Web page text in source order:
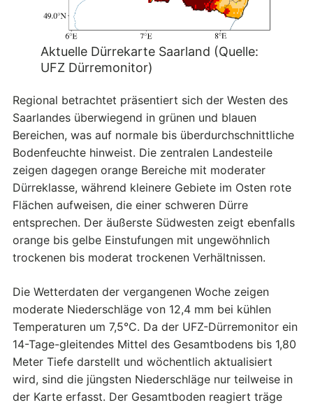
Aktuelle Dürrekarte Saarland (Quelle:
UFZ Dürremonitor)
Regional betrachtet präsentiert sich der Westen des
Saarlandes überwiegend in grünen und blauen
Bereichen, was auf normale bis überdurchschnittliche
Bodenfeuchte hinweist. Die zentralen Landesteile
zeigen dagegen orange Bereiche mit moderater
Dürreklasse, während kleinere Gebiete im Osten rote
Flächen aufweisen, die einer schweren Dürre
entsprechen. Der äußerste Südwesten zeigt ebenfalls
orange bis gelbe Einstufungen mit ungewöhnlich
trockenen bis moderat trockenen Verhältnissen.
Die Wetterdaten der vergangenen Woche zeigen
moderate Niederschläge von 12,4 mm bei kühlen
Temperaturen um 7,5°C. Da der UFZ-Dürremonitor ein
14-Tage-gleitendes Mittel des Gesamtbodens bis 1,80
Meter Tiefe darstellt und wöchentlich aktualisiert
wird, sind die jüngsten Niederschläge nur teilweise in
der Karte erfasst. Der Gesamtboden reagiert träge